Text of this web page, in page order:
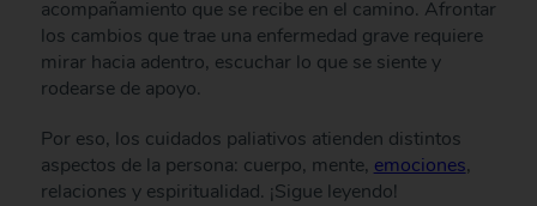
acompañamiento que se recibe en el camino. Afrontar
los cambios que trae una enfermedad grave requiere
mirar hacia adentro, escuchar lo que se siente y
rodearse de apoyo.
Por eso, los cuidados paliativos atienden distintos
aspectos de la persona: cuerpo, mente, emociones,
relaciones y espiritualidad. ¡Sigue leyendo!